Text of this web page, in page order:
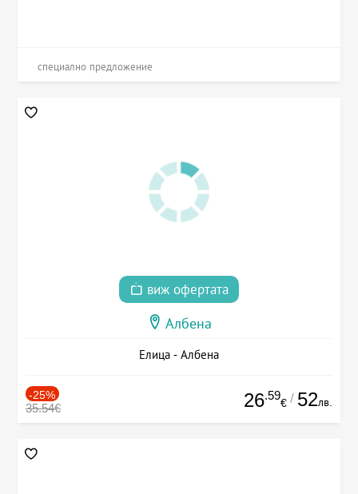
специално предложение
виж офертата
Албена
Елица - Албена
-25%
35.54€ 26.59
€ / 52лв.